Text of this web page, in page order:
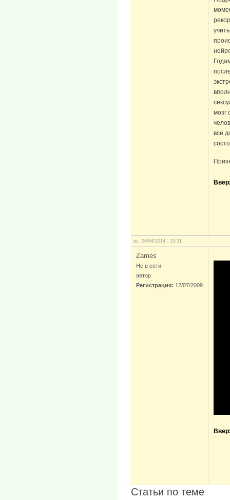
мозг
все
вс, 06/04/2014 - 19:31
Zames
Не в сети
автор
Регистрация: 12/07/2009
Статьи по теме